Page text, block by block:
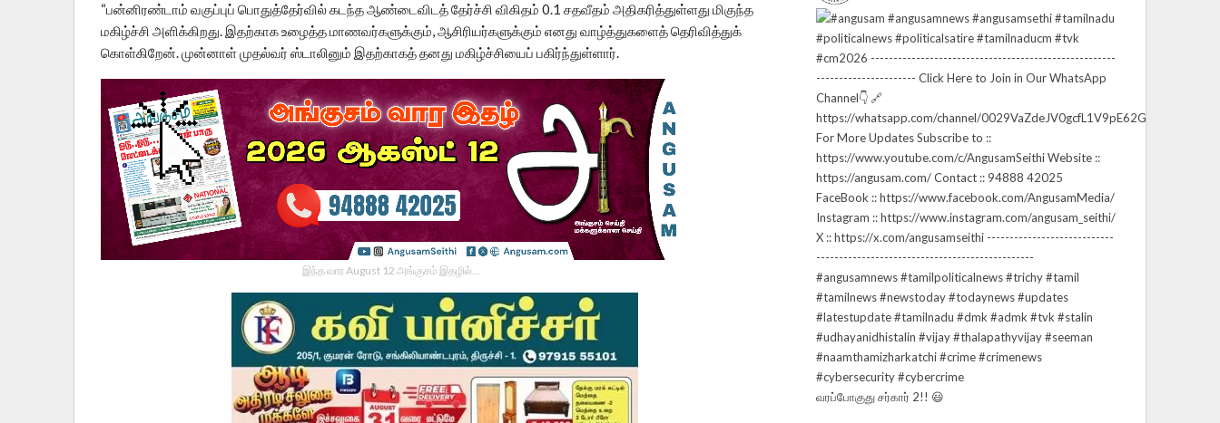
“பன்னிரண்டாம் வகுப்புப் பொதுத்தேர்வில் கடந்த ஆண்டைவிடத் தேர்ச்சி விகிதம் 0.1 சதவீதம் அதிகரித்துள்ளது மிகுந்த
மகிழ்ச்சி அளிக்கிறது. இதற்காக உழைத்த மாணவர்களுக்கும், ஆசிரியர்களுக்கும் எனது வாழ்த்துகளைத் தெரிவித்துக்
கொள்கிறேன். முன்னாள் முதல்வர் ஸ்டாலினும் இதற்காகத் தனது மகிழ்ச்சியைப் பகிர்ந்துள்ளார்.
இந்த வார August 12 அங்குசம் இதழில்…
வரப்போகுது சர்கார் 2!! 😃